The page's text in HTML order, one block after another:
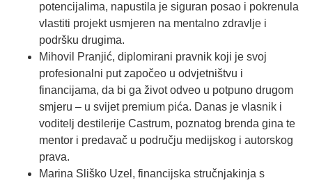
potencijalima, napustila je siguran posao i pokrenula
vlastiti projekt usmjeren na mentalno zdravlje i
podršku drugima.
Mihovil Pranjić, diplomirani pravnik koji je svoj
profesionalni put započeo u odvjetništvu i
financijama, da bi ga život odveo u potpuno drugom
smjeru – u svijet premium pića. Danas je vlasnik i
voditelj destilerije Castrum, poznatog brenda gina te
mentor i predavač u području medijskog i autorskog
prava.
Marina Sliško Uzel, financijska stručnjakinja s